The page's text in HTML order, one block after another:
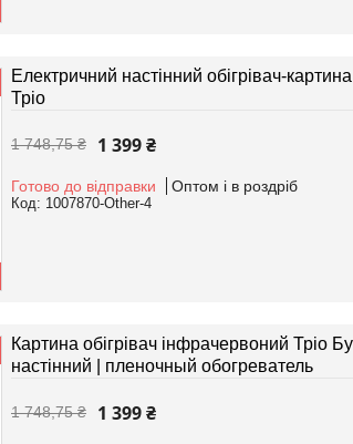
Електричний настінний обігрівач-
Тріо
1 748,75 ₴ 1 399 ₴
Готово до відправки Оптом і в роздріб
1007870-Other-4
Картина обігрівач інфрачервоний Тріо
настінний | пленочный обогреватель
1 748,75 ₴ 1 399 ₴